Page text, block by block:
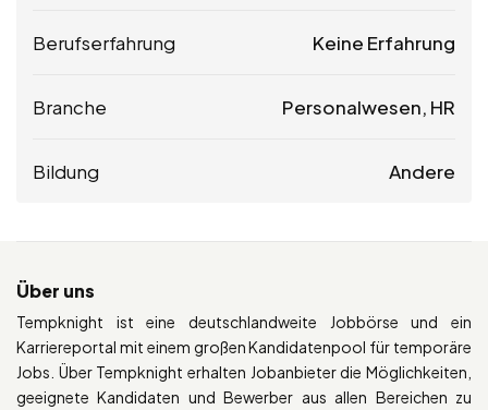
Berufserfahrung Keine Erfahrung
Branche Personalwesen, HR
Bildung Andere
Über uns
Tempknight ist eine deutschlandweite Jobbörse und ein
Karriereportal mit einem großen Kandidatenpool für temporäre
Jobs. Über Tempknight erhalten Jobanbieter die Möglichkeiten,
geeignete Kandidaten und Bewerber aus allen Bereichen zu